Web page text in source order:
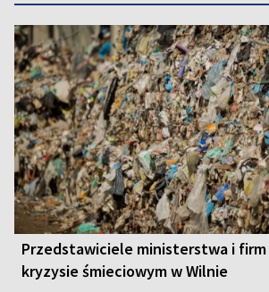
Przedstawiciele ministerstwa i firm
kryzysie śmieciowym w Wilnie